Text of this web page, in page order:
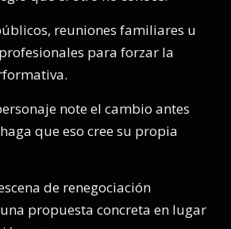
reuniones familiares u
para forzar la
note el cambio antes
que eso cree su propia
de renegociación
propuesta concreta en lugar